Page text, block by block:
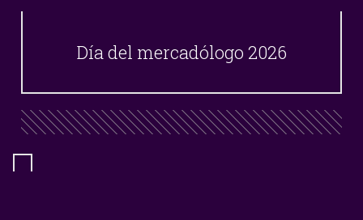
Día del mercadólogo 2026